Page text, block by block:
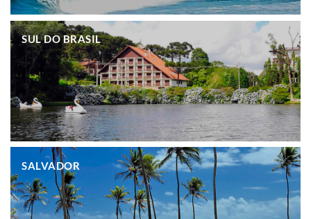
.
SUL DO BRASIL
SALVADOR